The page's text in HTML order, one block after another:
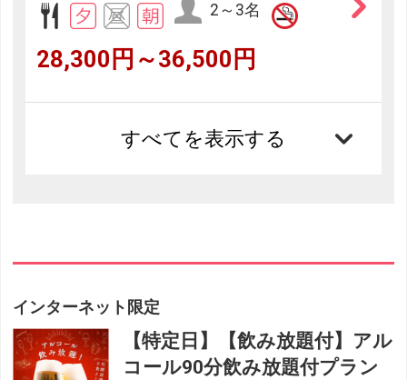
2～3名
28,300円～36,500円
すべてを表示する
インターネット限定
【特定日】【飲み放題付】アル
コール90分飲み放題付プラン